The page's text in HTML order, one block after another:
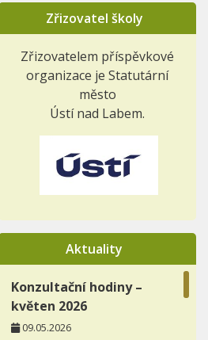
Zřizovatel školy
Zřizovatelem příspěvkové
organizace je Statutární
město
Ústí nad Labem.
Aktuality
Konzultační hodiny –
květen 2026
09.05.2026